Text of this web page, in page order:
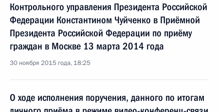
Контрольного управления Президента Российской
Федерации Константином Чуйченко в Приёмной
Президента Российской Федерации по приёму
граждан в Москве 13 марта 2014 года
30 ноября 2015 года, 18:25
О ходе исполнения поручения, данного по итогам